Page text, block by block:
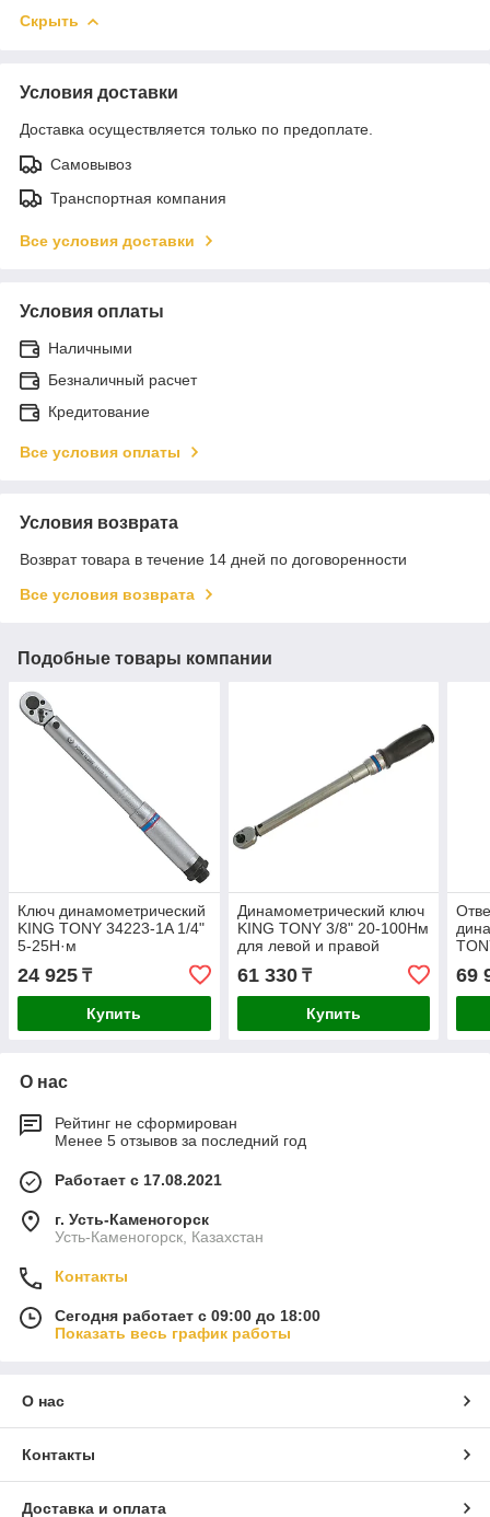
Скрыть
Условия доставки
Доставка осуществляется только по предоплате.
Самовывоз
Транспортная компания
Все условия доставки
Условия оплаты
Наличными
Безналичный расчет
Кредитование
Все условия оплаты
Условия возврата
Возврат товара в течение 14 дней по договоренности
Все условия возврата
Подобные товары компании
Ключ динамометрический
KING TONY 34223-1A 1/4"
5-25Н·м
24 925 ₸
Купить
Динамометрический ключ
KING TONY 3/8" 20-100Нм
для левой и правой
резьбы 34362-2DG
61 330₸
Купить
69
О нас
Рейтинг не сформирован
Менее 5 отзывов за последний год
Работает с 17.08.2021
г. Усть-Каменогорск
Усть-Каменогорск, Казахстан
Контакты
Сегодня работает с 09:00 до 18:00
Показать весь график работы
О нас
Контакты
Доставка и оплата